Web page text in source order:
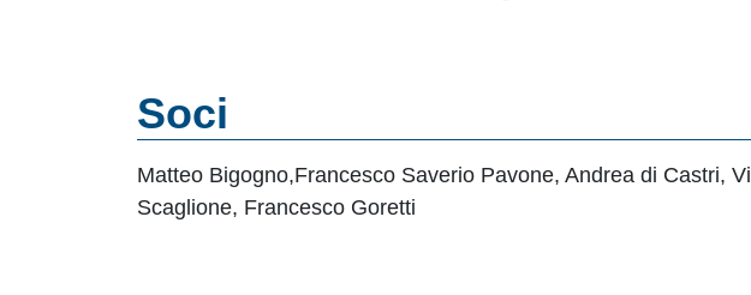
Soci
Matteo Bigogno,Francesco Saverio Pavone, Andrea di Castri,
Scaglione, Francesco Goretti